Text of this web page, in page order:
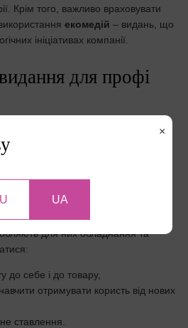
Крім того, важливо враховувати
екомедій – видань, що
ініціативах компанії.
для профі
тієї чи іншої галузі. З
і послуг передбачають
технологій. Як підсумок, між
посередник, який
використання продукції.
– розвиваються з шаленою
для них обладнання та
до себе і до товару,
отримувати користь від нових
ставлення.
×
UA